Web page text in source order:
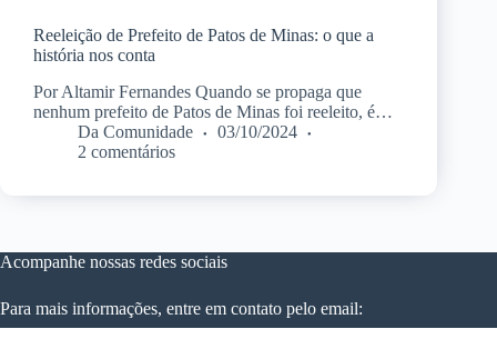
Reeleição de Prefeito de Patos de Minas: o que a
história nos conta
Por Altamir Fernandes Quando se propaga que
nenhum prefeito de Patos de Minas foi reeleito, é…
Da Comunidade
03/10/2024
2 comentários
Acompanhe nossas redes sociais
Para mais informações, entre em contato pelo email: